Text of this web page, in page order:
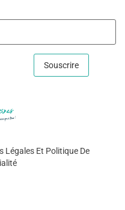
Légales Et Politique De